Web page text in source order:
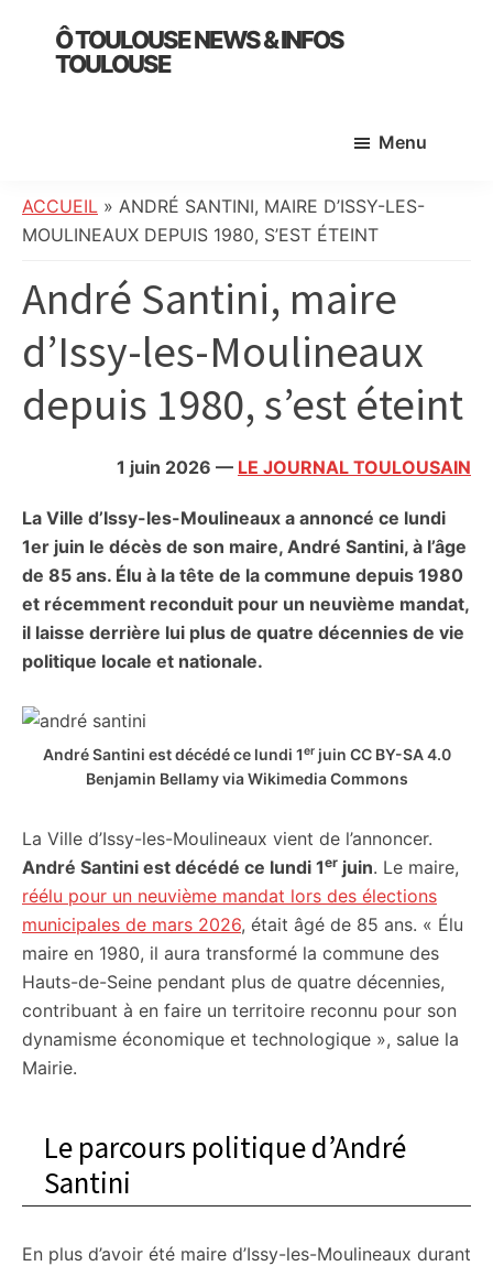
primary
Ô TOULOUSE NEWS & INFOS
TOULOUSE
:
info
société,
culture,
politique,
météo,
faits
divers
citoyennes
Menu
ACCUEIL » ANDRÉ SANTINI, MAIRE D’ISSY-LES-
MOULINEAUX DEPUIS 1980, S’EST ÉTEINT
André Santini, maire
d’Issy-les-Moulineaux
depuis 1980, s’est éteint
1 juin 2026 — LE JOURNAL TOULOUSAIN
La Ville d’Issy-les-Moulineaux a annoncé ce lundi
1er juin le décès de son maire, André Santini, à l’âge
de 85 ans. Élu à la tête de la commune depuis 1980
et récemment reconduit pour un neuvième mandat,
il laisse derrière lui plus de quatre décennies de vie
politique locale et nationale.
André Santini est décédé ce lundi 1erjuin CC BY-SA 4.0
Benjamin Bellamy via Wikimedia Commons
La Ville d’Issy-les-Moulineaux vient de l’annoncer.
André Santini est décédé ce lundi 1er juin. Le maire,
réélu pour un neuvième mandat lors des élections
municipales de mars 2026, était âgé de 85 ans. « Élu
maire en 1980, il aura transformé la commune des
Hauts-de-Seine pendant plus de quatre décennies,
contribuant à en faire un territoire reconnu pour son
dynamisme économique et technologique », salue la
Mairie.
Le parcours politique d’André
Santini
En plus d’avoir été maire d’Issy-les-Moulineaux durant